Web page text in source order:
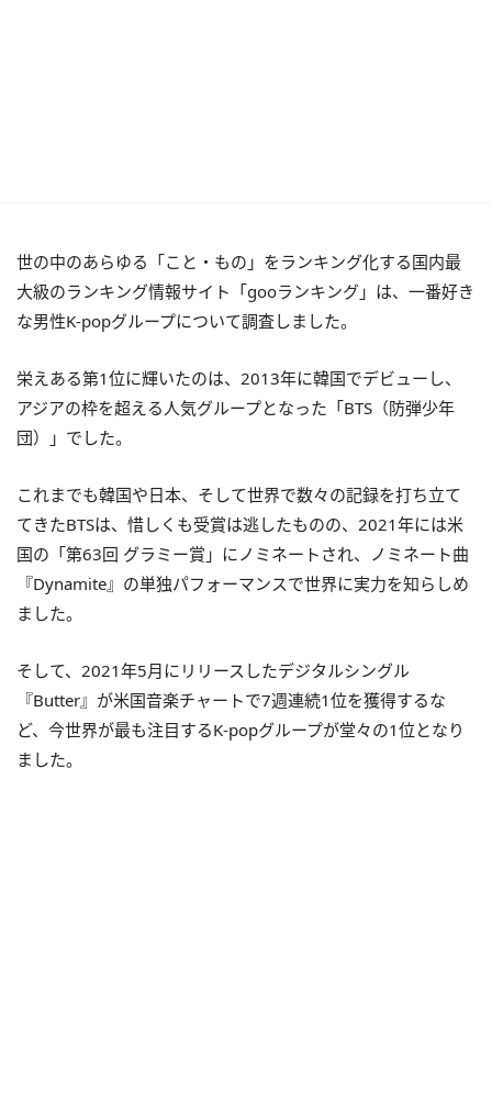
世の中のあらゆる「こと・もの」をランキング化する国内最
大級のランキング情報サイト「gooランキング」は、一番好き
な男性K-popグループについて調査しました。
栄えある第1位に輝いたのは、2013年に韓国でデビューし、
アジアの枠を超える人気グループとなった「BTS（防弾少年
団）」でした。
これまでも韓国や日本、そして世界で数々の記録を打ち立て
てきたBTSは、惜しくも受賞は逃したものの、2021年には米
国の「第63回 グラミー賞」にノミネートされ、ノミネート曲
『Dynamite』の単独パフォーマンスで世界に実力を知らしめ
ました。
そして、2021年5月にリリースしたデジタルシングル
『Butter』が米国音楽チャートで7週連続1位を獲得するな
ど、今世界が最も注目するK-popグループが堂々の1位となり
ました。